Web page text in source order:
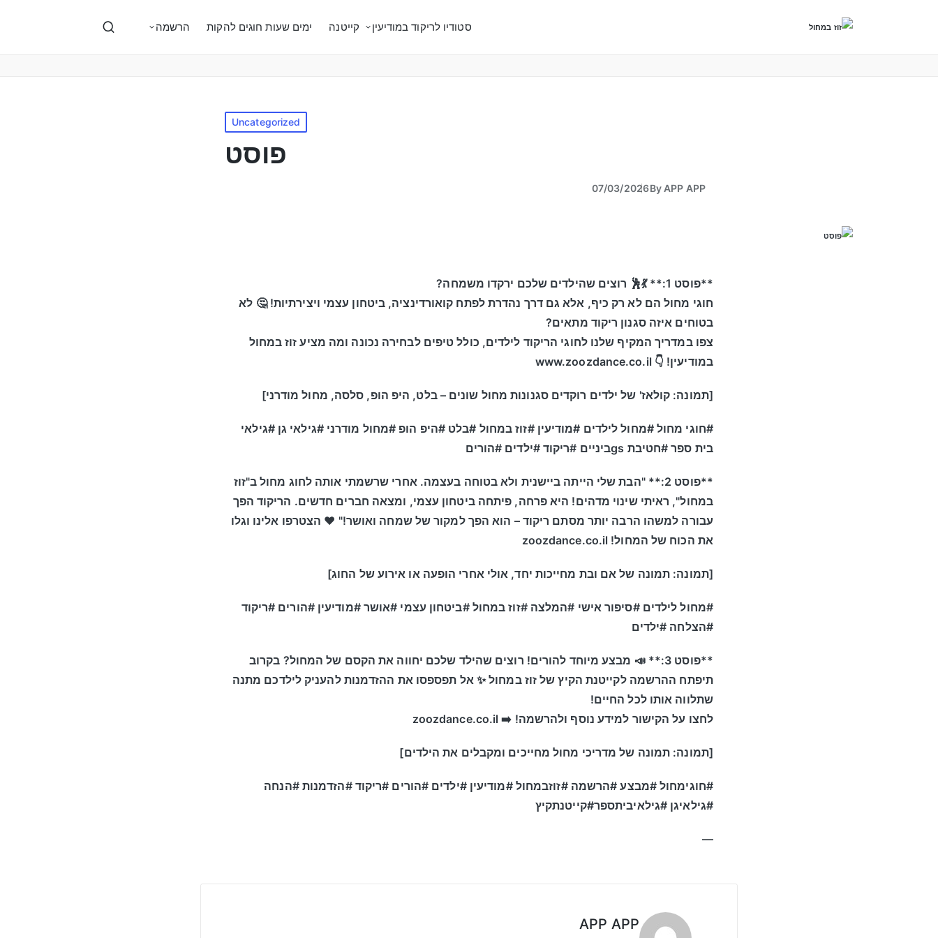
סטודיו לריקוד במודיעין קייטנה ימים שעות חוגים להקות הרשמה
Uncategorized
פוסט
By APP APP
07/03/2026
**פוסט 1:** 💃🕺 רוצים שהילדים שלכם ירקדו משמחה?
חוגי מחול הם לא רק כיף, אלא גם דרך נהדרת לפתח קואורדינציה, ביטחון עצמי ויצירתיות! 🤔 לא
בטוחים איזה סגנון ריקוד מתאים?
צפו במדריך המקיף שלנו לחוגי הריקוד לילדים, כולל טיפים לבחירה נכונה ומה מציע זוז במחול
במודיעין! 👇 www.zoozdance.co.il
[תמונה: קולאז' של ילדים רוקדים סגנונות מחול שונים – בלט, היפ הופ, סלסה, מחול מודרני]
#חוגי מחול #מחול לילדים #מודיעין #זוז במחול #בלט #היפ הופ #מחול מודרני #גילאי גן #גילאי
בית ספר #חטיבת gsביניים #ריקוד #ילדים #הורים
**פוסט 2:** "הבת שלי הייתה ביישנית ולא בטוחה בעצמה. אחרי שרשמתי אותה לחוג מחול ב"זוז
במחול", ראיתי שינוי מדהים! היא פרחה, פיתחה ביטחון עצמי, ומצאה חברים חדשים. הריקוד הפך
עבורה למשהו הרבה יותר מסתם ריקוד – הוא הפך למקור של שמחה ואושר!" ❤️ הצטרפו אלינו וגלו
את הכוח של המחול! zoozdance.co.il
[תמונה: תמונה של אם ובת מחייכות יחד, אולי אחרי הופעה או אירוע של החוג]
#מחול לילדים #סיפור אישי #המלצה #זוז במחול #ביטחון עצמי #אושר #מודיעין #הורים #ריקוד
#הצלחה #ילדים
**פוסט 3:** 📣 מבצע מיוחד להורים! רוצים שהילד שלכם יחווה את הקסם של המחול? בקרוב
תיפתח ההרשמה לקייטנת הקיץ של זוז במחול ✨ אל תפספסו את ההזדמנות להעניק לילדכם מתנה
שתלווה אותו לכל החיים!
לחצו על הקישור למידע נוסף ולהרשמה! ➡️ zoozdance.co.il
[תמונה: תמונה של מדריכי מחול מחייכים ומקבלים את הילדים]
#חוגימחול #מבצע #הרשמה #זוזבמחול #מודיעין #ילדים #הורים #ריקוד #הזדמנות #הנחה
#גילאיגן #גילאיביתספר#קייטנתקיץ
—
APP APP